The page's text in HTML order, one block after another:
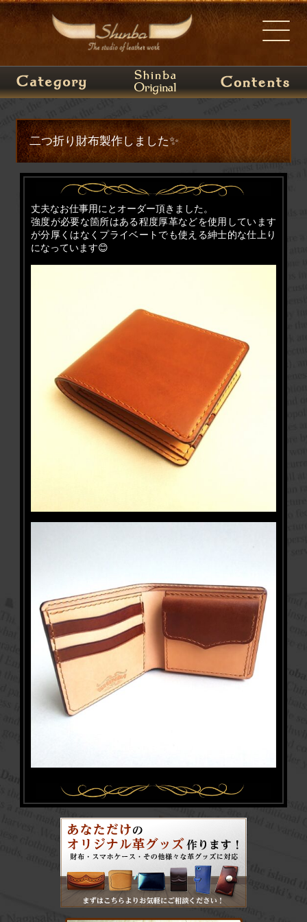
二つ折り財布製作しました✨
丈夫なお仕事用にとオーダー頂きました。
強度が必要な箇所はある程度厚革などを使用しています
が分厚くはなくプライベートでも使える紳士的な仕上り
になっています😊